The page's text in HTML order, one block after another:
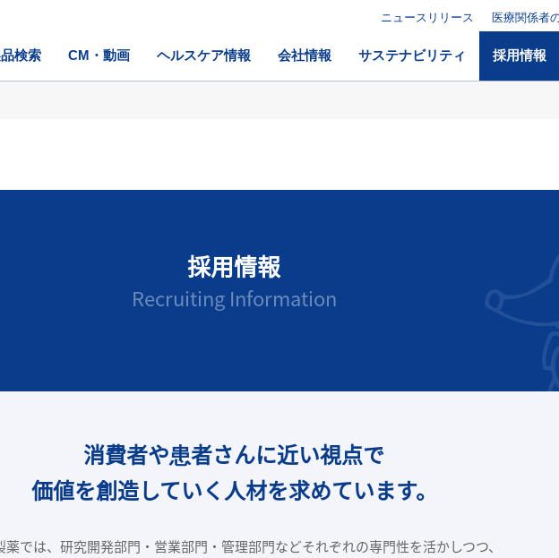
検索 CM・動画 ヘルスケア情報 会社情報 サステナビリティ 採用情報
ニュースリリース 医療関係者
採用情報
Recruiting Information
消費者や患者さんに近い視点で
価値を創造していく人材を求めています。
薬では、研究開発部門・営業部門・管理部門などそれぞれの専門性を活かしつつ、